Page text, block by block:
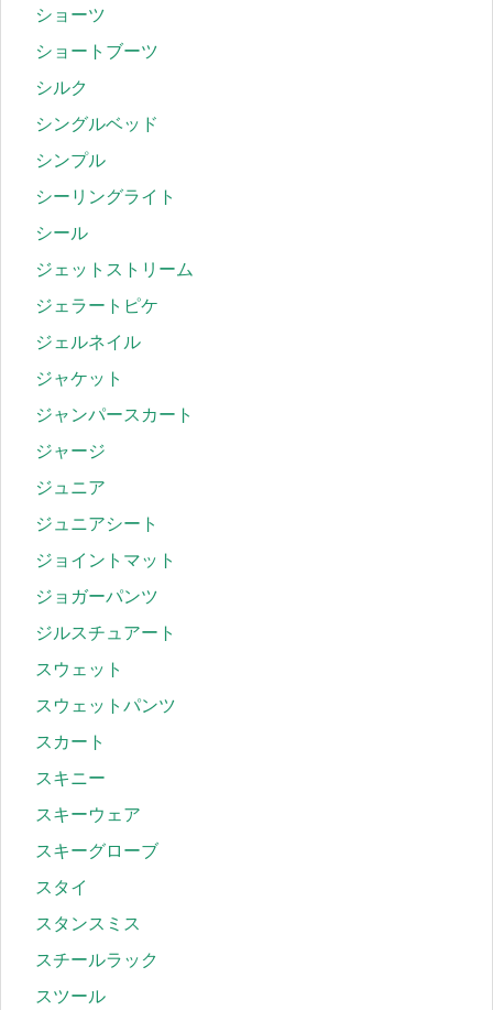
ショーツ
ショートブーツ
シルク
シングルベッド
シンプル
シーリングライト
シール
ジェットストリーム
ジェラートピケ
ジェルネイル
ジャケット
ジャンパースカート
ジャージ
ジュニア
ジュニアシート
ジョイントマット
ジョガーパンツ
ジルスチュアート
スウェット
スウェットパンツ
スカート
スキニー
スキーウェア
スキーグローブ
スタイ
スタンスミス
スチールラック
スツール